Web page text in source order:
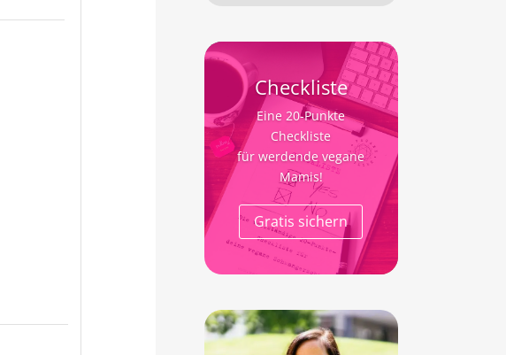
Checkliste
Eine 20-Punkte
Checkliste
für werdende vegane
Mamis!
Gratis sichern